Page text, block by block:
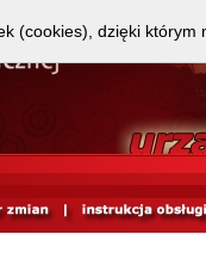
(cookies), dzięki którym